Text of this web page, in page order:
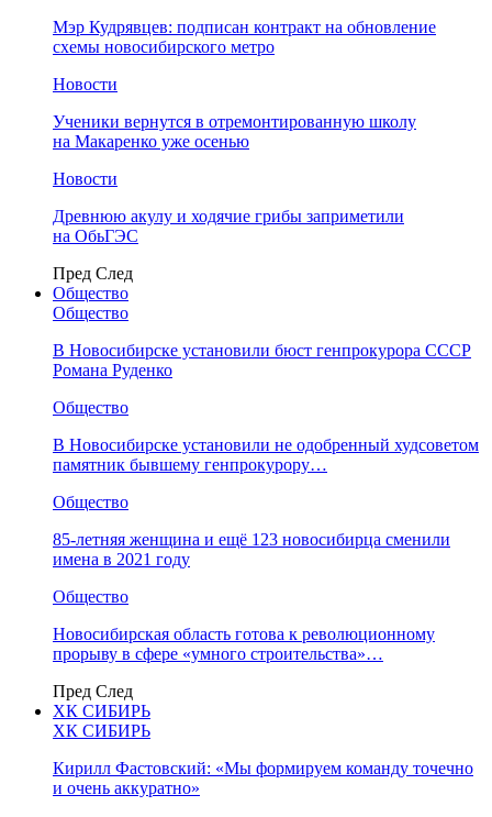
Мэр Кудрявцев: подписан контракт на обновление
схемы новосибирского метро
Новости
Ученики вернутся в отремонтированную школу
на Макаренко уже осенью
Новости
Древнюю акулу и ходячие грибы заприметили
на ОбьГЭС
Пред След
Общество
Общество
В Новосибирске установили бюст генпрокурора СССР
Романа Руденко
Общество
В Новосибирске установили не одобренный худсоветом
памятник бывшему генпрокурору…
Общество
85-летняя женщина и ещё 123 новосибирца сменили
имена в 2021 году
Общество
Новосибирская область готова к революционному
прорыву в сфере «умного строительства»…
Пред След
ХК СИБИРЬ
ХК СИБИРЬ
Кирилл Фастовский: «Мы формируем команду точечно
и очень аккуратно»